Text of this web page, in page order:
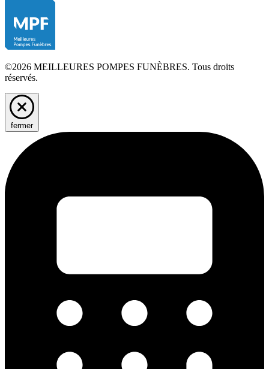
©2026 MEILLEURES POMPES FUNÈBRES. Tous droits
réservés.
fermer